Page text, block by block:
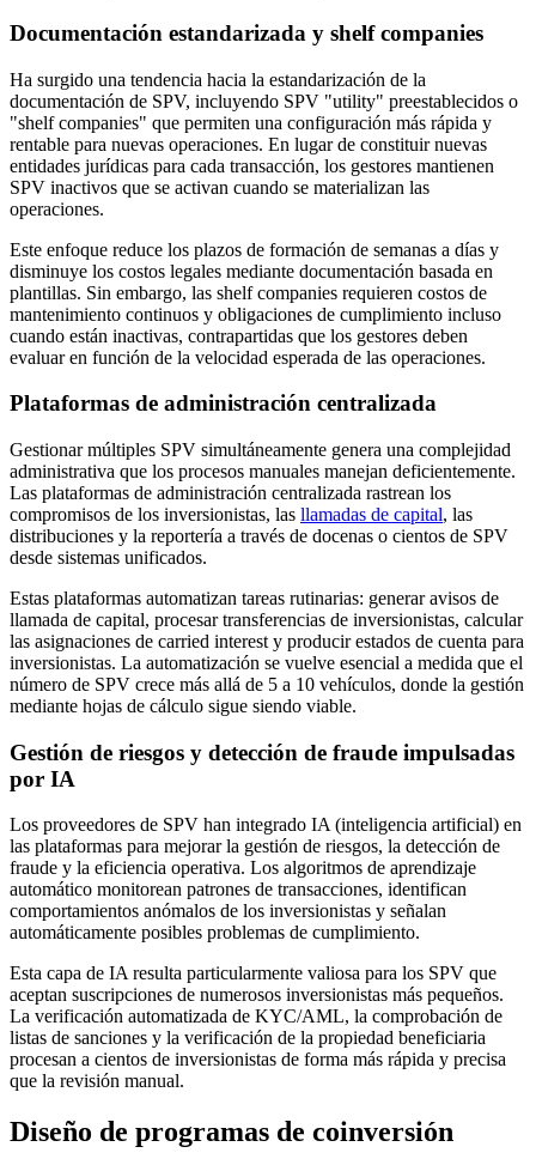
Documentación estandarizada y shelf companies
Ha surgido una tendencia hacia la estandarización de la
documentación de SPV, incluyendo SPV "utility" preestablecidos o
"shelf companies" que permiten una configuración más rápida y
rentable para nuevas operaciones. En lugar de constituir nuevas
entidades jurídicas para cada transacción, los gestores mantienen
SPV inactivos que se activan cuando se materializan las
operaciones.
Este enfoque reduce los plazos de formación de semanas a días y
disminuye los costos legales mediante documentación basada en
plantillas. Sin embargo, las shelf companies requieren costos de
mantenimiento continuos y obligaciones de cumplimiento incluso
cuando están inactivas, contrapartidas que los gestores deben
evaluar en función de la velocidad esperada de las operaciones.
Plataformas de administración centralizada
Gestionar múltiples SPV simultáneamente genera una complejidad
administrativa que los procesos manuales manejan deficientemente.
Las plataformas de administración centralizada rastrean los
compromisos de los inversionistas, las llamadas de capital, las
distribuciones y la reportería a través de docenas o cientos de SPV
desde sistemas unificados.
Estas plataformas automatizan tareas rutinarias: generar avisos de
llamada de capital, procesar transferencias de inversionistas, calcular
las asignaciones de carried interest y producir estados de cuenta para
inversionistas. La automatización se vuelve esencial a medida que el
número de SPV crece más allá de 5 a 10 vehículos, donde la gestión
mediante hojas de cálculo sigue siendo viable.
Gestión de riesgos y detección de fraude impulsadas
por IA
Los proveedores de SPV han integrado IA (inteligencia artificial) en
las plataformas para mejorar la gestión de riesgos, la detección de
fraude y la eficiencia operativa. Los algoritmos de aprendizaje
automático monitorean patrones de transacciones, identifican
comportamientos anómalos de los inversionistas y señalan
automáticamente posibles problemas de cumplimiento.
Esta capa de IA resulta particularmente valiosa para los SPV que
aceptan suscripciones de numerosos inversionistas más pequeños.
La verificación automatizada de KYC/AML, la comprobación de
listas de sanciones y la verificación de la propiedad beneficiaria
procesan a cientos de inversionistas de forma más rápida y precisa
que la revisión manual.
Diseño de programas de coinversión